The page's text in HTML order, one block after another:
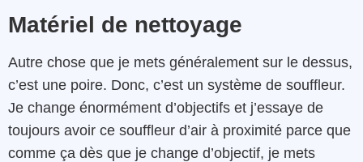
Matériel de nettoyage
Autre chose que je mets généralement sur le dessus,
c’est une poire. Donc, c’est un système de souffleur.
Je change énormément d’objectifs et j’essaye de
toujours avoir ce souffleur d’air à proximité parce que
comme ça dès que je change d’objectif, je mets